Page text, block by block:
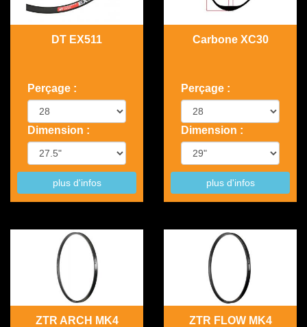
DT EX511
Perçage :
Dimension :
plus d'infos
Carbone XC30
Perçage :
Dimension :
plus d'infos
ZTR ARCH MK4 ZTR FLOW MK4